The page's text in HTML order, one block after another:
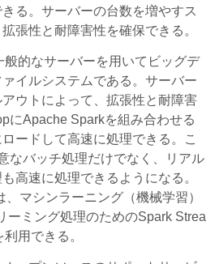
る。サーバーの台数を増やすス
張性と耐障害性を確保できる。
的なサーバーを用いてビッグデ
イルシステムである。サーバー
ウトによって、拡張性と耐障害
にApache Sparkを組み合わせる
ードして高速に処理できる。こ
なバッチ処理だけでなく、リアル
高速に処理できるようになる。
マシンラーニング（機械学習）
ーミング処理のためのSpark Strea
用できる。